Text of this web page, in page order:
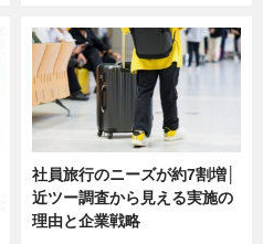
社員旅行のニーズが約7割増│
近ツー調査から見える実施の
理由と企業戦略